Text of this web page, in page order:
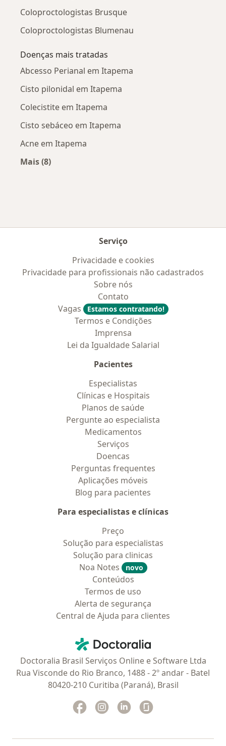
Coloproctologistas Brusque
Coloproctologistas Blumenau
Doenças mais tratadas
Abcesso Perianal em Itapema
Cisto pilonidal em Itapema
Colecistite em Itapema
Cisto sebáceo em Itapema
Acne em Itapema
Mais (8)
Serviço
Privacidade e cookies
Privacidade para profissionais não cadastrados
Sobre nós
Contato
Vagas
Estamos contratando!
Termos e Condições
Imprensa
Lei da Igualdade Salarial
Pacientes
Especialistas
Clínicas e Hospitais
Planos de saúde
Pergunte ao especialista
Medicamentos
Serviços
Doencas
Perguntas frequentes
Aplicações móveis
Blog para pacientes
Para especialistas e clínicas
Preço
Solução para especialistas
Solução para clinicas
Noa Notes
novo
Conteúdos
Termos de uso
Alerta de segurança
Central de Ajuda para clientes
Doctoralia - Homepage
Doctoralia Brasil Serviços Online e Software Ltda
Rua Visconde do Rio Branco, 1488 - 2º andar - Batel
80420-210 Curitiba (Paraná), Brasil
Facebook
abre num novo separador
Instagram
abre num novo separador
Linkedin
abre num novo